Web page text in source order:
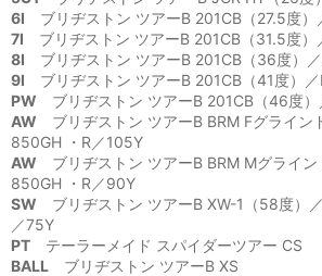
6I ブリヂストン ツアーB 201CB（27.5度
7I ブリヂストン ツアーB 201CB（31.5度）
8I ブリヂストン ツアーB 201CB（36度）
9I ブリヂストン ツアーB 201CB（41度）
PW ブリヂストン ツアーB 201CB（46度
AW ブリヂストン ツアーB BRM Fグライン
850GH ・R／105Y
AW ブリヂストン ツアーB BRM Mグライ
850GH ・R／90Y
SW ブリヂストン ツアーB XW-1（58度）
／75Y
PT テーラーメイド スパイダーツアー CS
BALL ブリヂストン ツアーB XS